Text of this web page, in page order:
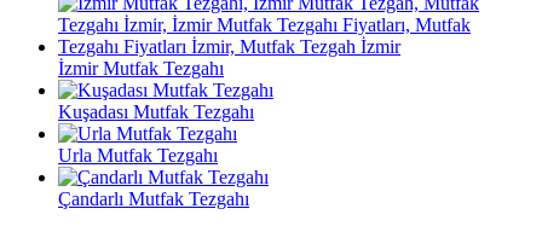
İzmir Mutfak Tezgahı
Kuşadası Mutfak Tezgahı
Urla Mutfak Tezgahı
Çandarlı Mutfak Tezgahı